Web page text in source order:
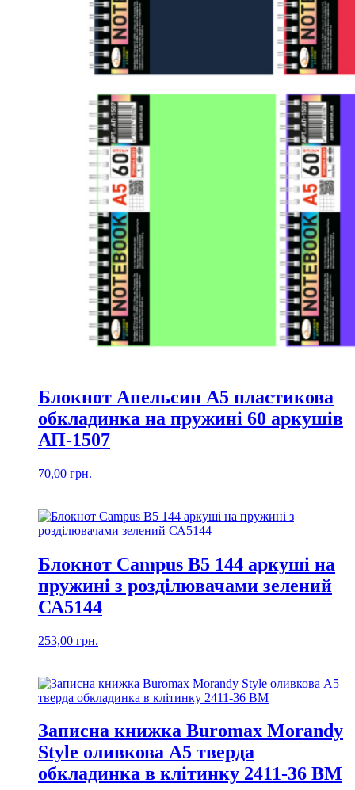
Блокнот Апельсин А5 пластикова
обкладинка на пружині 60 аркушів
АП-1507
70,00 грн.
Блокнот Campus В5 144 аркуші на
пружині з розділювачами зелений
СА5144
253,00 грн.
Записна книжка Buromax Morandy
Style оливкова A5 тверда
обкладинка в клітинку 2411-36 BM